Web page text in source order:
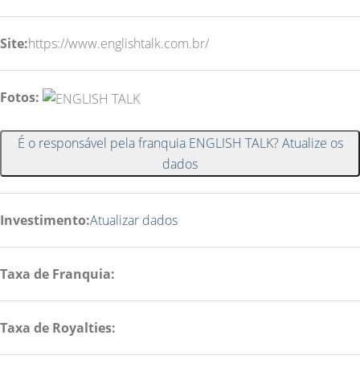
Site:https://www.englishtalk.com.br/
Fotos:
É o responsável pela franquia ENGLISH TALK? Atualize os
dados
Investimento:Atualizar dados
Taxa de Franquia:
Taxa de Royalties: